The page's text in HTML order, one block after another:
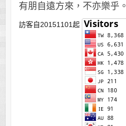
有朋自遠方來，不亦樂乎。
訪客自20151101起